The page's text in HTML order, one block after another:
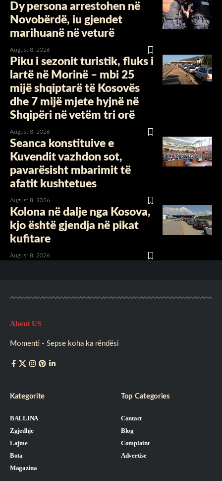
Dy persona arrestohen në
Novobërdë, iu gjendet
marihuanë në veturë
August 8, 2026
Piku i sezonit turistik, fluks i
lartë në Morinë – mbi 25
mijë shqiptarë të Kosovës
dhe 7 mijë mjete hyjnë në
Shqipëri në vetëm tri orë
August 8, 2026
Seanca konstituive e
Kuvendit vazhdon sot,
pavarësisht mbarimit të
afatit kushtetues
August 8, 2026
Kolona në dalje nga Kosova,
kjo është gjendja në pikat
kufitare
August 8, 2026
About US
Momenti - Sepse koha ka rëndësi
Kategorite
BALLINA
Zgjedhje
Lajme
Bota
Magazina
Top Categories
Contact
Blog
Complaint
Advertise